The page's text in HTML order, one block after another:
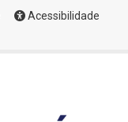
Acessibilidade